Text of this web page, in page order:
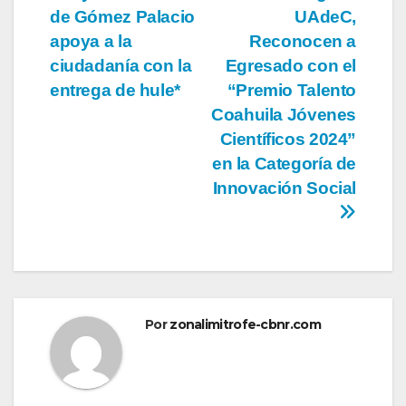
de
entradas
UAdeC,
Reconocen a
Egresado con el
“Premio Talento
Coahuila Jóvenes
Científicos 2024”
en la Categoría de
Innovación Social
de Gómez Palacio
apoya a la
ciudadanía con la
entrega de hule*
Porzonalimitrofe-cbnr.com